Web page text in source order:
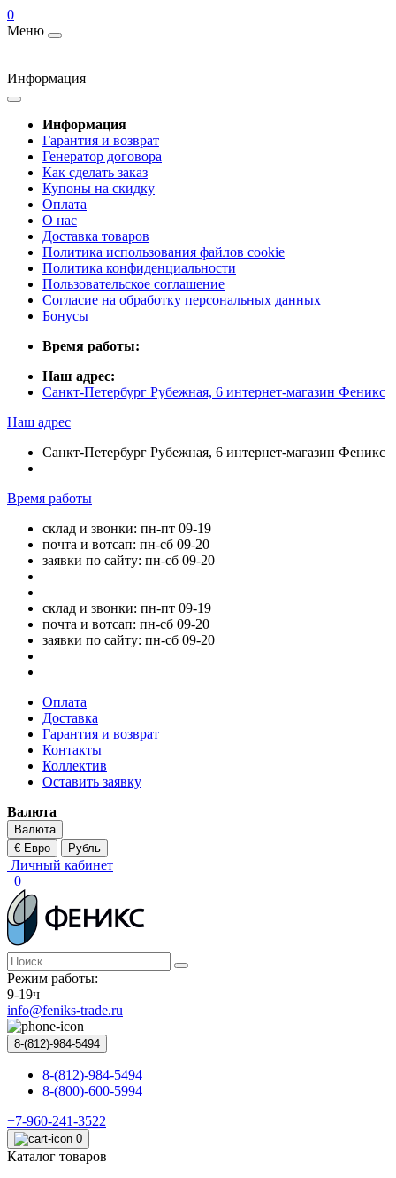
0
Меню
Информация
Информация
Гарантия и возврат
Генератор договора
Как сделать заказ
Купоны на скидку
Оплата
О нас
Доставка товаров
Политика использования файлов cookie
Политика конфиденциальности
Пользовательское соглашение
Согласие на обработку персональных данных
Бонусы
Время работы:
Наш адрес:
Санкт-Петербург Рубежная, 6 интернет-магазин Феникс
Наш адрес
Санкт-Петербург Рубежная, 6 интернет-магазин Феникс
Время работы
склад и звонки: пн-пт 09-19
почта и вотсап: пн-сб 09-20
заявки по сайту: пн-сб 09-20
склад и звонки: пн-пт 09-19
почта и вотсап: пн-сб 09-20
заявки по сайту: пн-сб 09-20
Оплата
Доставка
Гарантия и возврат
Контакты
Коллектив
Оставить заявку
Валюта
Валюта
€ Евро
Рубль
Личный кабинет
0
Режим работы:
9-19ч
info@feniks-trade.ru
8-(812)-984-5494
8-(812)-984-5494
8-(800)-600-5994
+7-960-241-3522
0
Каталог товаров